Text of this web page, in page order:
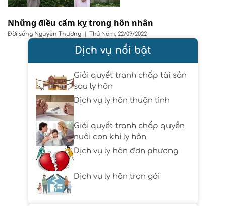
Những điều cấm kỵ trong hôn nhân
Đời sống Nguyễn Thương | Thứ Năm, 22/09/2022
Dịch vụ nổi bật
Giải quyết tranh chấp tài sản
sau ly hôn
Dịch vụ ly hôn thuận tình
Giải quyết tranh chấp quyền
nuôi con khi ly hôn
Dịch vụ ly hôn đơn phương
Dịch vụ ly hôn trọn gói